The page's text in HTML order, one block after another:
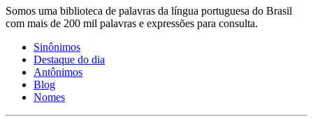
Somos uma biblioteca de palavras da língua portuguesa do Brasil
com mais de 200 mil palavras e expressões para consulta.
Sinônimos
Destaque do dia
Antônimos
Blog
Nomes